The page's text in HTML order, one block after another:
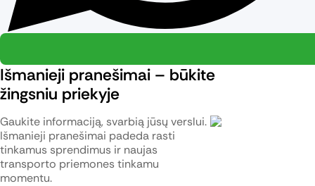
Išmanieji pranešimai – būkite
žingsniu priekyje
Gaukite informaciją, svarbią jūsų verslui.
Išmanieji pranešimai padeda rasti
tinkamus sprendimus ir naujas
transporto priemones tinkamu
momentu.